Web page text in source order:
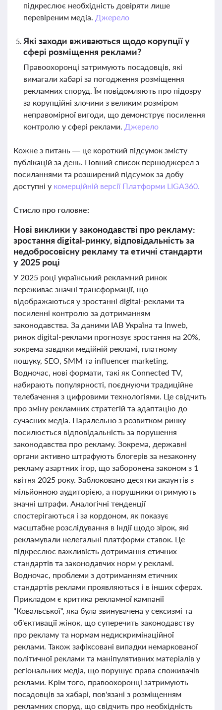
підкреслює необхідність довіряти лише
перевіреним медіа. Джерело
Які заходи вживаються щодо корупції у
сфері розміщення реклами?
Правоохоронці затримують посадовців, які
вимагали хабарі за погодження розміщення
рекламних споруд. Їм повідомляють про підозру
за корупційні злочини з великим розміром
неправомірної вигоди, що демонструє посилення
контролю у сфері реклами. Джерело
Кожне з питань — це короткий підсумок змісту
публікацій за день. Повний список першоджерел з
посиланнями та розширений підсумок за добу
доступні у комерційній версії Платформи LIGA360.
Стисло про головне:
Нові виклики у законодавстві про рекламу:
зростання digital-ринку, відповідальність за
недобросовісну рекламу та етичні стандарти
у 2025 році
У 2025 році український рекламний ринок
переживає значні трансформації, що
відображаються у зростанні digital-реклами та
посиленні контролю за дотриманням
законодавства. За даними IAB Україна та Inweb,
ринок digital-реклами прогнозує зростання на 20%,
зокрема завдяки медійній рекламі, платному
пошуку, SEO, SMM та influencer marketing.
Водночас, нові формати, такі як Connected TV,
набирають популярності, поєднуючи традиційне
телебачення з цифровими технологіями. Це свідчить
про зміну рекламних стратегій та адаптацію до
сучасних медіа. Паралельно з розвитком ринку
посилюється відповідальність за порушення
законодавства про рекламу. Зокрема, державні
органи активно штрафують блогерів за незаконну
рекламу азартних ігор, що заборонена законом з 1
квітня 2025 року. Заблоковано десятки акаунтів з
мільйонною аудиторією, а порушники отримують
значні штрафи. Аналогічні тенденції
спостерігаються і за кордоном, як показує
масштабне розслідування в Індії щодо зірок, які
рекламували нелегальні платформи ставок. Це
підкреслює важливість дотримання етичних
стандартів та законодавчих норм у рекламі.
Водночас, проблеми з дотриманням етичних
стандартів реклами проявляються і в інших сферах.
Прикладом є критика рекламної кампанії
"Ковальської", яка була звинувачена у сексизмі та
об'єктивації жінок, що суперечить законодавству
про рекламу та нормам недискримінаційної
реклами. Також зафіксовані випадки немаркованої
політичної реклами та маніпулятивних матеріалів у
регіональних медіа, що порушує права споживачів
реклами. Крім того, правоохоронці затримують
посадовців за хабарі, пов'язані з розміщенням
рекламних споруд, що свідчить про необхідність